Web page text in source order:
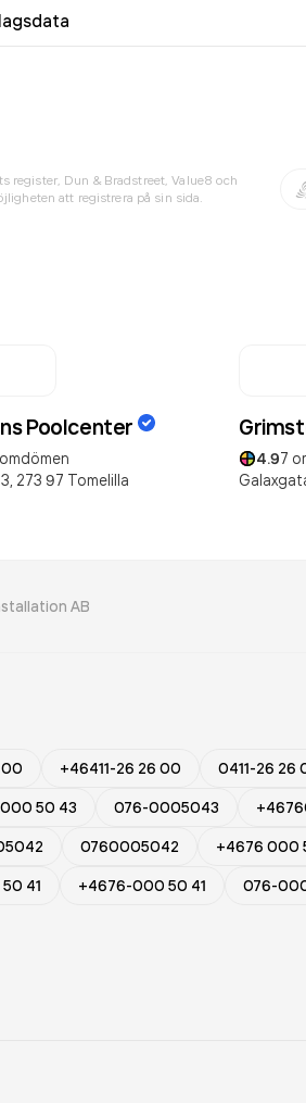
register, Dun & Bradstreet, Value8 och
att registrera på sin sida.
Poolcenter
omdömen
273 97 Tomelilla
4.97
AB
00 +46411-26 26 00 0411-26 26
50 43 076-0005043
0760005042 +4676 000
41 +4676-000 50 41 076-